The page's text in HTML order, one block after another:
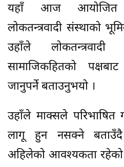
यहाँ आज आयोजित
लोकतन्त्रवादी संस्थाको
उहाँले लोकतन्त्रवादी
सामाजिकहितको
जानुपर्ने बताउनुभयो ।
उहाँले माक्सले
लागू हुन नसक्ने बताउँदै
अहिलेको आवश्यकता